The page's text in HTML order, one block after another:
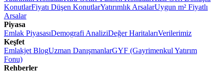
KonutlarFiyatı Düşen KonutlarYatırımlık ArsalarUygun m² Fiyatlı
Arsalar
Piyasa
Emlak PiyasasıDemografi AnaliziDeğer HaritalarıVerilerimiz
Keşfet
Emlakjet BlogUzman DanışmanlarGYF (Gayrimenkul Yatırım
Fonu)
Rehberler